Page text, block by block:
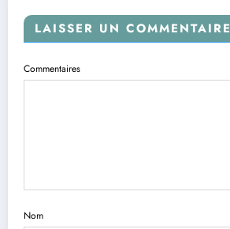
LAISSER UN COMMENTAIRE
Commentaires
Nom